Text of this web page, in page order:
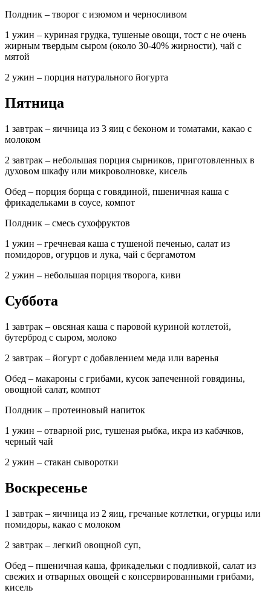
Полдник – творог с изюмом и черносливом
1 ужин – куриная грудка, тушеные овощи, тост с не очень
жирным твердым сыром (около 30-40% жирности), чай с
мятой
2 ужин – порция натурального йогурта
Пятница
1 завтрак – яичница из 3 яиц с беконом и томатами, какао с
молоком
2 завтрак – небольшая порция сырников, приготовленных в
духовом шкафу или микроволновке, кисель
Обед – порция борща с говядиной, пшеничная каша с
фрикадельками в соусе, компот
Полдник – смесь сухофруктов
1 ужин – гречневая каша с тушеной печенью, салат из
помидоров, огурцов и лука, чай с бергамотом
2 ужин – небольшая порция творога, киви
Суббота
1 завтрак – овсяная каша с паровой куриной котлетой,
бутерброд с сыром, молоко
2 завтрак – йогурт с добавлением меда или варенья
Обед – макароны с грибами, кусок запеченной говядины,
овощной салат, компот
Полдник – протеиновый напиток
1 ужин – отварной рис, тушеная рыбка, икра из кабачков,
черный чай
2 ужин – стакан сыворотки
Воскресенье
1 завтрак – яичница из 2 яиц, гречаные котлетки, огурцы или
помидоры, какао с молоком
2 завтрак – легкий овощной суп,
Обед – пшеничная каша, фрикадельки с подливкой, салат из
свежих и отварных овощей с консервированными грибами,
кисель